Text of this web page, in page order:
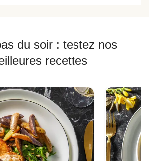
du soir : testez nos
recettes